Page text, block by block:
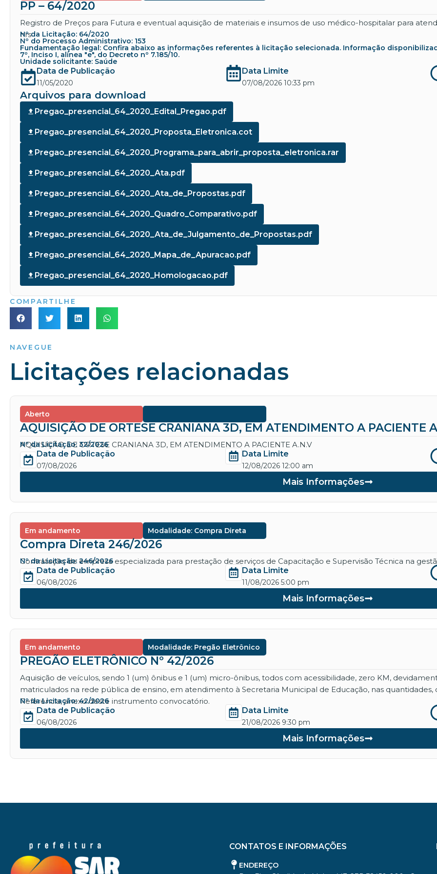
PP – 64/2020
Registro de Preços para Futura e eventual aquisição de materiais e insumos de uso médico-hospitalar para
hrs
Nº da Licitação: 64/2020
Nº do Processo Administrativo: 153
Fundamentação legal: Confira abaixo as informações referentes à licitação selecionada. Informação disponibilizada
7º, Inciso I, alínea "e", do Decreto nº 7.185/10.
Unidade solicitante: Saúde
Data de Publicação
11/05/2020
Data Limite
07/08/2026 10:33 pm
Arquivos para download
Pregao_presencial_64_2020_Edital_Pregao.pdf
Pregao_presencial_64_2020_Proposta_Eletronica.cot
Pregao_presencial_64_2020_Programa_para_abrir_proposta_eletronica.rar
Pregao_presencial_64_2020_Ata.pdf
Pregao_presencial_64_2020_Ata_de_Propostas.pdf
Pregao_presencial_64_2020_Quadro_Comparativo.pdf
Pregao_presencial_64_2020_Ata_de_Julgamento_de_Propostas.pdf
Pregao_presencial_64_2020_Mapa_de_Apuracao.pdf
Pregao_presencial_64_2020_Homologacao.pdf
COMPARTILHE
NAVEGUE
Licitações relacionadas
Aberto
AQUISIÇÃO DE ORTESE CRANIANA 3D, EM ATENDIMENTO A PACIENTE
AQUISIÇÃO DE ORTESE CRANIANA 3D, EM ATENDIMENTO A PACIENTE A.N.V
Nº da Licitação: 32/2026
Data de Publicação
07/08/2026
Data Limite
12/08/2026 12:00 am
Mais Informações
Em andamento Modalidade: Compra Direta
Compra Direta 246/2026
Contratação de empresa especializada para prestação de serviços de Capacitação e Supervisão Técnica na
Nº da Licitação: 246/2026
Data de Publicação
06/08/2026
Data Limite
11/08/2026 5:00 pm
Mais Informações
Em andamento Modalidade: Pregão Eletrônico
PREGÃO ELETRÔNICO Nº 42/2026
Aquisição de veículos, sendo 1 (um) ônibus e 1 (um) micro-ônibus, todos com acessibilidade, zero KM,
matriculados na rede pública de ensino, em atendimento à Secretaria Municipal de Educação, nas
Referência, anexo deste instrumento convocatório.
Nº da Licitação: 42/2026
Data de Publicação
06/08/2026
Data Limite
21/08/2026 9:30 pm
Mais Informações
CONTATOS E INFORMAÇÕES
ENDEREÇO